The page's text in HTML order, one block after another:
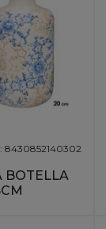
8430852140302
BOTELLA